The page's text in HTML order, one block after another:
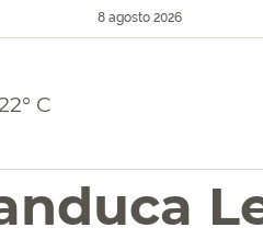
8 agosto 2026
C